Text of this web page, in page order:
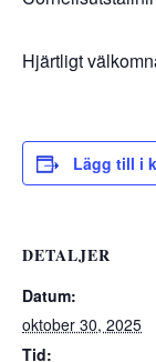
Hjärtligt
Lägg till i
DETALJER
Datum:
oktober 30, 2025
Tid: